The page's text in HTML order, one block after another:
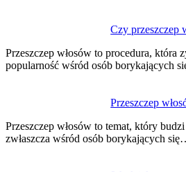
Czy przeszczep
Przeszczep włosów to procedura, która
popularność wśród osób borykających
Przeszczep
Przeszczep włosów to temat, który
zwłaszcza wśród osób borykających